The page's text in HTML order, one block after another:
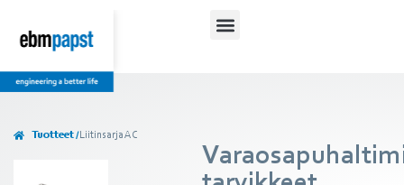
Tuotteet /Liitinsarja AC